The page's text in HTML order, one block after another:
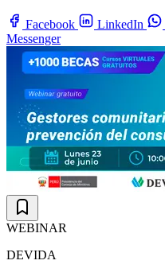
Facebook LinkedIn
Messenger
WEBINAR
DEVIDA